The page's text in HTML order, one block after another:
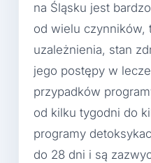
na Śląsku jest
od wielu czynników,
uzależnienia, stan
jego postępy w
przypadków
od kilku tygodni do
programy
do 28 dni i są